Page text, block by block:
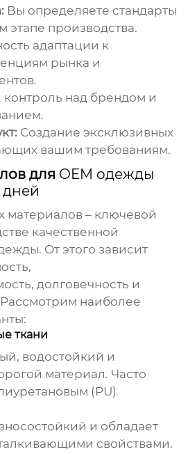
Вы определяете стандарты
этапе производства.
адаптации к
рынка и
над брендом и
Создание эксклюзивных
вашим требованиям.
для OEM одежды
материалов – ключевой
качественной
От этого зависит
долговечность и
наиболее
ткани
водостойкий и
материал. Часто
(PU)
и обладает
свойствами.